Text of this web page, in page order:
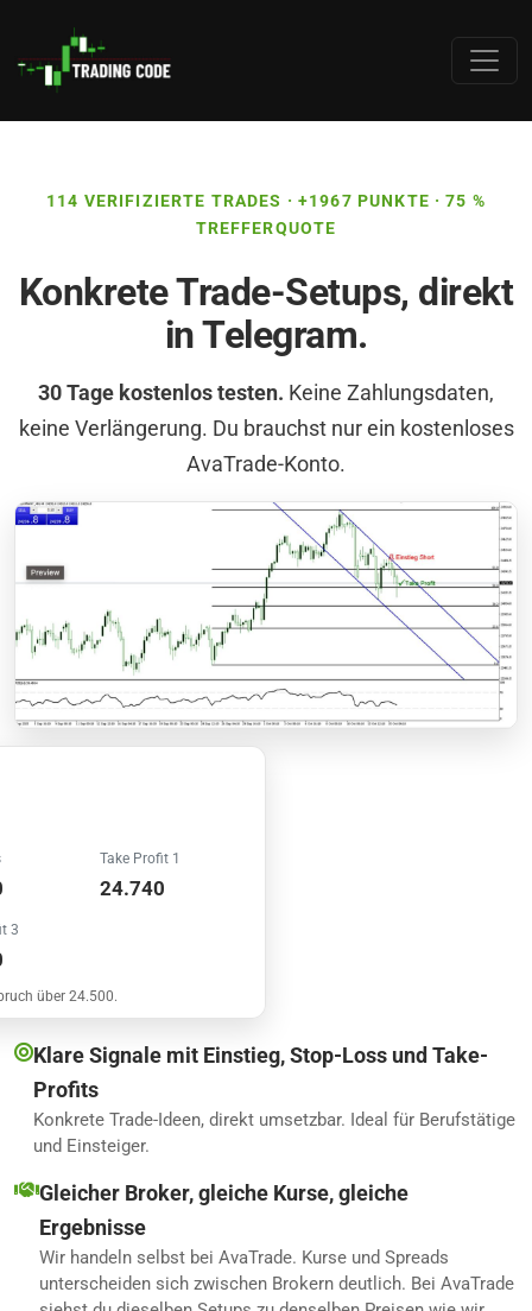
114 VERIFIZIERTE TRADES · +1967 PUNKTE · 75 %
TREFFERQUOTE
Konkrete Trade-Setups, direkt
in Telegram.
30 Tage kostenlos testen. Keine Zahlungsdaten,
keine Verlängerung. Du brauchst nur ein kostenloses
AvaTrade-Konto.
Klare Signale mit Einstieg, Stop-Loss und Take-
Profits
Konkrete Trade-Ideen, direkt umsetzbar. Ideal für Berufstätige
und Einsteiger.
Gleicher Broker, gleiche Kurse, gleiche
Ergebnisse
Wir handeln selbst bei AvaTrade. Kurse und Spreads
unterscheiden sich zwischen Brokern deutlich. Bei AvaTrade
Take Profit 1
24.740
3
über 24.500.